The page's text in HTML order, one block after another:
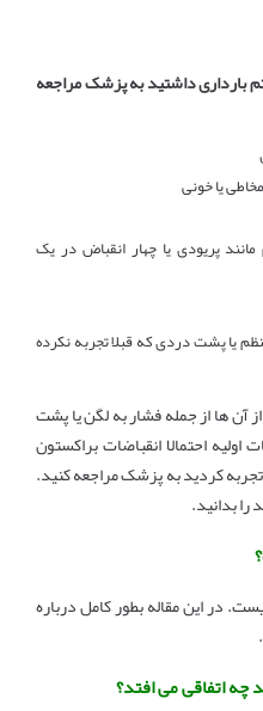
بارداری داشتید به پزشک مراجعه
یا خونی
پریودی یا چهار انقباض در یک
پشت دردی که قبلا تجربه نکرده
آن ها از جمله فشار به لگن یا پشت
احتمالا انقباضات براکستون
کردید به پزشک مراجعه کنید.
را بدانید.
در این مقاله بطور کامل درباره
چه اتفاقی می افتد؟